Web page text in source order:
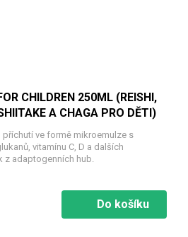
CHILDREN 250ML (REISHI,
A CHAGA PRO DĚTI)
ve formě mikroemulze s
vitamínu C, D a dalších
z adaptogenních hub.
Do košíku